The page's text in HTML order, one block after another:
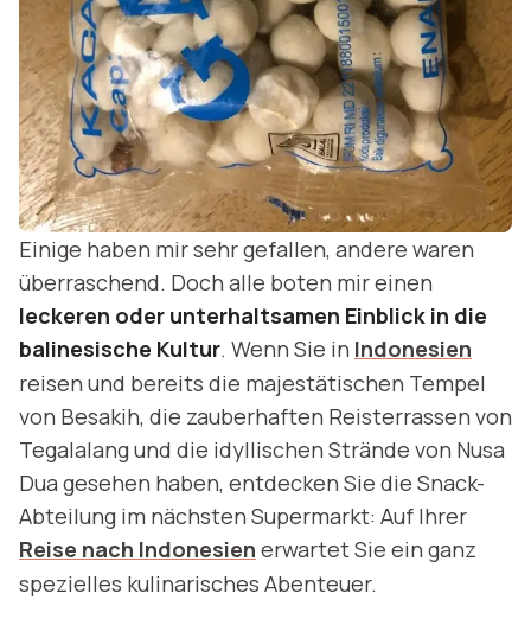
Einige haben mir sehr gefallen, andere waren
überraschend. Doch alle boten mir einen
leckeren oder unterhaltsamen Einblick in die
balinesische Kultur. Wenn Sie in Indonesien
reisen und bereits die majestätischen Tempel
von Besakih, die zauberhaften Reisterrassen von
Tegalalang und die idyllischen Strände von Nusa
Dua gesehen haben, entdecken Sie die Snack-
Abteilung im nächsten Supermarkt: Auf Ihrer
Reise nach Indonesien erwartet Sie ein ganz
spezielles kulinarisches Abenteuer.